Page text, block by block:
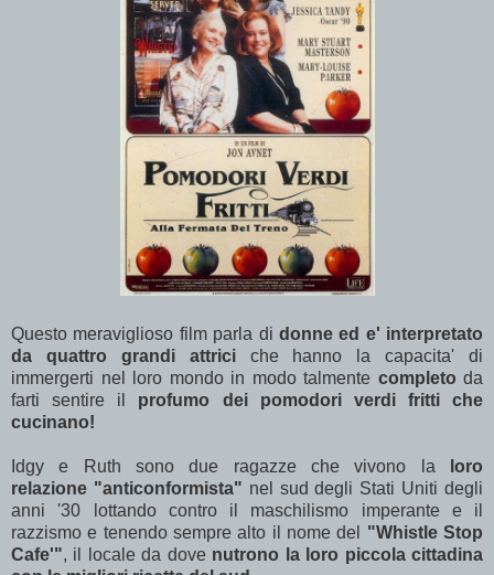
Questo meraviglioso film parla di donne ed e' interpretato
da quattro grandi attrici che hanno la capacita' di
immergerti nel loro mondo in modo talmente completo da
farti sentire il profumo dei pomodori verdi fritti che
cucinano!
Idgy e Ruth sono due ragazze che vivono la
loro
relazione "anticonformista" nel sud degli Stati Uniti degli
anni '30 lottando contro il maschilismo imperante e il
razzismo e tenendo sempre alto il nome del "Whistle Stop
Cafe'", il locale da dove nutrono la loro piccola cittadina